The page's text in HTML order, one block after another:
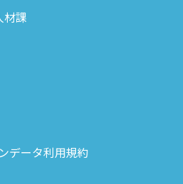
材課
データ利用規約